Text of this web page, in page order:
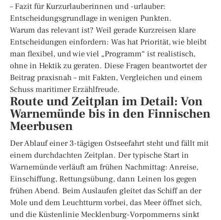
– Fazit für Kurzurlauberinnen und -urlauber:
Entscheidungsgrundlage in wenigen Punkten.
Warum das relevant ist? Weil gerade Kurzreisen klare
Entscheidungen einfordern: Was hat Priorität, wie bleibt
man flexibel, und wie viel „Programm“ ist realistisch,
ohne in Hektik zu geraten. Diese Fragen beantwortet der
Beitrag praxisnah – mit Fakten, Vergleichen und einem
Schuss maritimer Erzählfreude.
Route und Zeitplan im Detail: Von
Warnemünde bis in den Finnischen
Meerbusen
Der Ablauf einer 3-tägigen Ostseefahrt steht und fällt mit
einem durchdachten Zeitplan. Der typische Start in
Warnemünde verläuft am frühen Nachmittag: Anreise,
Einschiffung, Rettungsübung, dann Leinen los gegen
frühen Abend. Beim Auslaufen gleitet das Schiff an der
Mole und dem Leuchtturm vorbei, das Meer öffnet sich,
und die Küstenlinie Mecklenburg-Vorpommerns sinkt